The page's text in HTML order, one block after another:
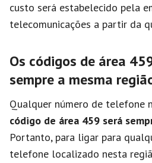
custo será estabelecido pela
telecomunicações a partir da
Os códigos de área
sempre a mesma
Qualquer número de telefone
código de área 459 será
Portanto, para ligar para
telefone localizado nesta